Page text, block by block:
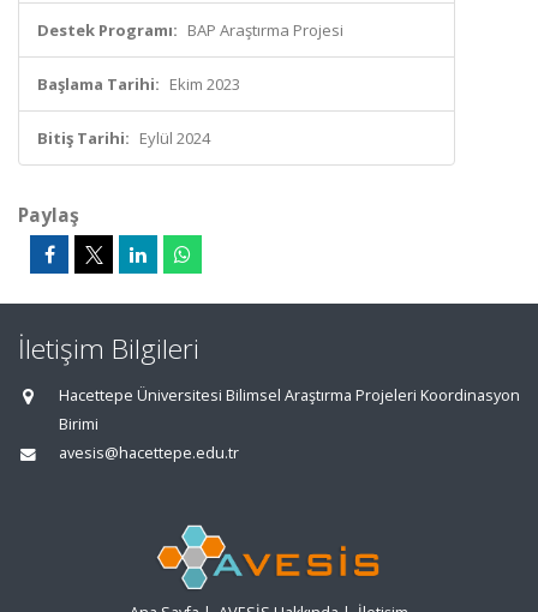
Destek Programı: BAP Araştırma Projesi
Başlama Tarihi: Ekim 2023
Bitiş Tarihi: Eylül 2024
Paylaş
İletişim Bilgileri
Hacettepe Üniversitesi Bilimsel Araştırma Projeleri Koordinasyon
Birimi
avesis@hacettepe.edu.tr